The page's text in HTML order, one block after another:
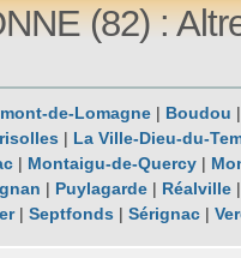
(82) :
de-Lomagne | Boudou
| La Ville-Dieu-du-
| Montaigu-de-Quercy |
| Puylagarde| Réalville
|Septfonds |Sérignac |